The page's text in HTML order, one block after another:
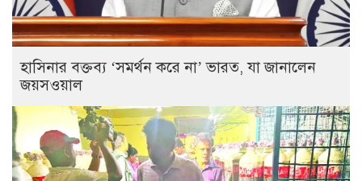
হাসিনার বক্তব্য ‘সমর্থন করে না’ ভারত, যা জানালেন
জয়সওয়াল